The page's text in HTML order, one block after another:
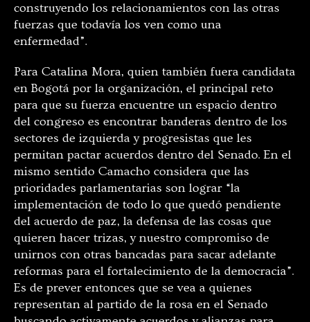
construyendo los relacionamientos con las otras
fuerzas que todavía los ven como una
enfermedad”.
Para Catalina Mora, quien también fuera candidata
en Bogotá por la organización, el principal reto
para que su fuerza encuentre un espacio dentro
del congreso es encontrar banderas dentro de los
sectores de izquierda y progresistas que les
permitan pactar acuerdos dentro del Senado. En el
mismo sentido Camacho considera que las
prioridades parlamentarias son lograr “la
implementación de todo lo que quedó pendiente
del acuerdo de paz, la defensa de las cosas que
quieren hacer trizas, y nuestro compromiso de
unirnos con otras bancadas para sacar adelante
reformas para el fortalecimiento de la democracia”.
Es de prever entonces que se vea a quienes
representan al partido de la rosa en el Senado